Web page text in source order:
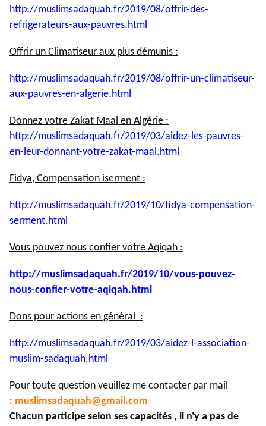
http://muslimsadaquah.fr/2019/08/offrir-des-
refrigerateurs-aux-pauvres.html
Offrir un Climatiseur aux plus démunis :
http://muslimsadaquah.fr/2019/08/offrir-un-climatiseur-
aux-pauvres-en-algerie.html
Donnez votre Zakat Maal en Algérie :
http://muslimsadaquah.fr/2019/03/aidez-les-pauvres-
en-leur-donnant-votre-zakat-maal.html
Fidya, Compensation iserment :
http://muslimsadaquah.fr/2019/10/fidya-compensation-
serment.html
Vous pouvez nous confier votre Aqiqah :
http://muslimsadaquah.fr/2019/10/vous-pouvez-
nous-confier-votre-aqiqah.html
Dons pour actions en général :
http://muslimsadaquah.fr/2019/03/aidez-l-association-
muslim-sadaquah.html
Pour toute question veuillez me contacter par mail
: muslimsadaquah@gmail.com
Chacun participe selon ses capacités , il n'y a pas de